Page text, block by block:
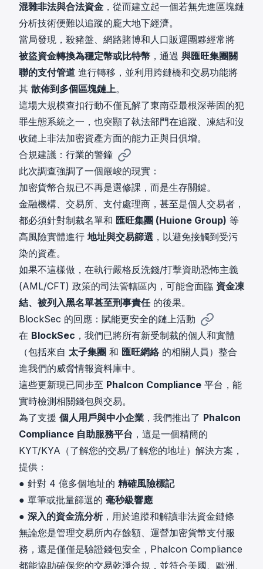
混雜非法與合法資金 ，從而建立起一個若無先進區塊鏈
分析技術便難以追蹤的龐大地下經濟。
當局發現，殺豬盤、網路賭博和人口販運團夥經常將
被盜資金轉換為穩定幣或比特幣 ，通過 與匯旺集團關
聯的支付管道 進行轉移，並利用跨鏈橋和交易功能將
其 散佈到多個區塊鏈上。
這場大規模查扣行動不僅瓦解了東南亞最根深蒂固的犯
罪生態系統之一，也突顯了執法部門在追蹤、凍結和沒
收鏈上非法加密資產方面的能力正與日俱增。
合規建議：行業的警鐘
此次調查強調了一個嚴峻的現實：
加密貨幣合規已不再是選修課，而是生存關鍵。
金融機構、交易所、支付處理商，甚至是個人交易者，
都必須針對制裁名單和 匯旺集團 (Huione Group) 等
高風險實體進行 地址與交易篩選 ，以避免接觸到受污
染的資產。
如果不這樣做，在執行嚴格反洗錢/打擊資助恐怖主義
(AML/CFT) 政策的司法管轄區內，可能會面臨 資金凍
結、被列入黑名單甚至刑事責任的後果。
BlockSec 的回應：賦能更安全的鏈上活動
在 BlockSec ，我們已將所有新受制裁的個人和實體
（包括來自 太子集團 和 匯旺網絡 的相關人員）整合
進我們的威脅情報資料庫中。
這些更新現已同步至 Phalcon Compliance 平台，能
實時檢測相關錢包與交易。
為了支援 個人用戶與中小企業 ，我們推出了 Phalcon
Compliance 自助服務平台 ，這是一個精簡的
KYT/KYA（了解您的交易/了解您的地址）解決方案，
提供：
● 針對 4 億多個地址的 精確風險標記
● 單筆或批量篩選的 毫秒級響應
● 深入的資金流分析，用於追蹤和解讀非法資金鏈條
無論您是管理交易所內存餘額、運營加密貨幣支付服
務，還是僅僅是驗證錢包安全，Phalcon Compliance
都能協助確保您的交易乾淨合規，並符合美國、歐洲、